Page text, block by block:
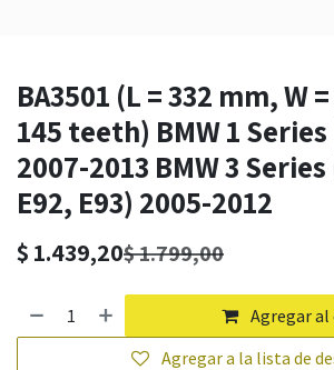
BA3501 (L = 332 mm, W
145 teeth) BMW 1 Series
2007-2013 BMW 3 Series
E92, E93) 2005-2012
$ 1.439,20$1.799,00
Agregar
Agregar a la lista de